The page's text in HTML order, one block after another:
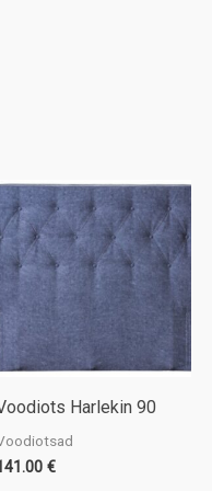
Harlekin 90
€